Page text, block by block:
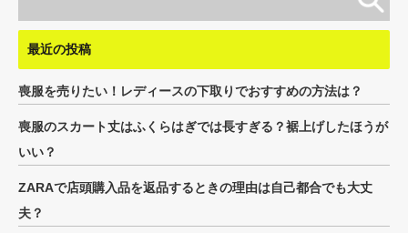
最近の投稿
喪服を売りたい！レディースの下取りでおすすめの方法は？
喪服のスカート丈はふくらはぎでは長すぎる？裾上げしたほうが
いい？
ZARAで店頭購入品を返品するときの理由は自己都合でも大丈
夫？